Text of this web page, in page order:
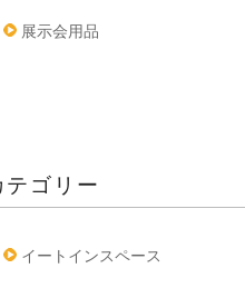
展示会用品
テゴリー
イートインスペース